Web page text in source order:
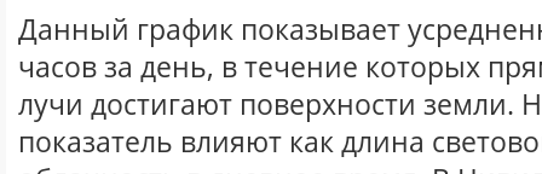
Данный график показывает
часов за день, в течение которых
лучи достигают поверхности земли.
показатель влияют как длина